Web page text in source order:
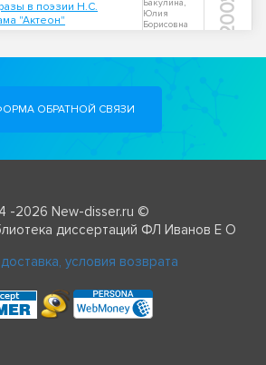
в поэзии Н.С.
"Актеон"
Бакулина,
Юлия
Борисовна
2009
ОБРАТНОЙ СВЯЗИ
-2026 New-disser.ru ©
диссертаций ФЛ Иванов Е О
условия возврата